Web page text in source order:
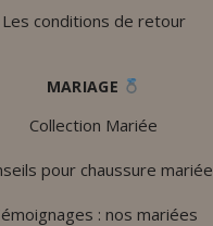
Les conditions de retour
MARIAGE
Collection Mariée
pour chaussure mariée
: nos mariées